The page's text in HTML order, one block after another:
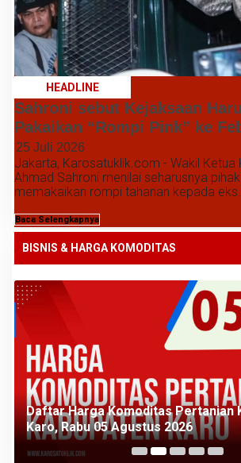
HEADLINE
Sahroni sebut Kejaksaan
Pakaikan “Rompi Pink” ke
25 Juli 2026
Jakarta, Karosatuklik.com - Wakil Ketua
Ahmad Sahroni menilai seharusnya
memakaikan rompi tahanan kepada eks...
Baca Selengkapnya
BISNIS & HARGA KOMODITAS
Daftar Harga Komoditas Pertanian
Karo, Rabu 05 Agustus 2026